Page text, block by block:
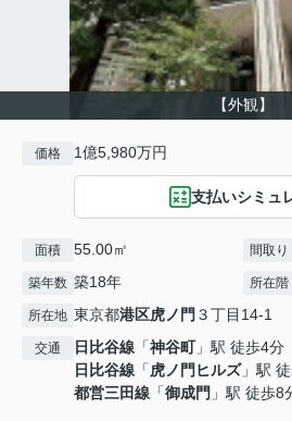
【外観】
価格 1億5,980万円
支払いシミュ
面積 55.00㎡ 間取り
築年数 築18年 所在階
所在地 東京都港区虎ノ門 ３丁目14-1
交通 日比谷線 「神谷町」駅 徒歩4分
日比谷線 「虎ノ門ヒルズ」駅
都営三田線 「御成門 」駅 徒歩8